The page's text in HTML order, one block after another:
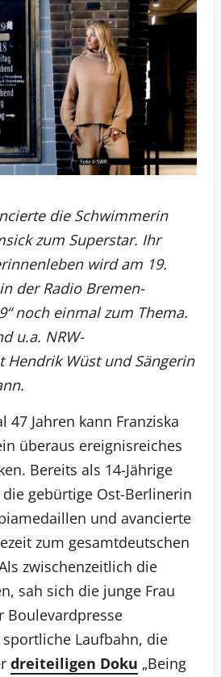
die Schwimmerin
zum Superstar. Ihr
wird am 19.
der Radio Bremen-
noch einmal zum Thema.
u.a. NRW-
Hendrik Wüst und Sängerin
47 Jahren kann Franziska
überaus ereignisreiches
Bereits als 14-Jährige
gebürtige Ost-Berlinerin
und avancierte
zum gesamtdeutschen
zwischenzeitlich die
sah sich die junge Frau
Boulevardpresse
Laufbahn, die
dreiteiligen Doku „Being